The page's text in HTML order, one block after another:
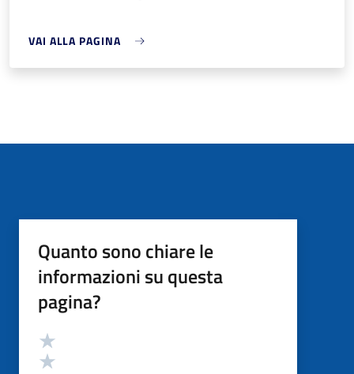
VAI ALLA PAGINA
Quanto sono chiare le
informazioni su questa
pagina?
Valutazione